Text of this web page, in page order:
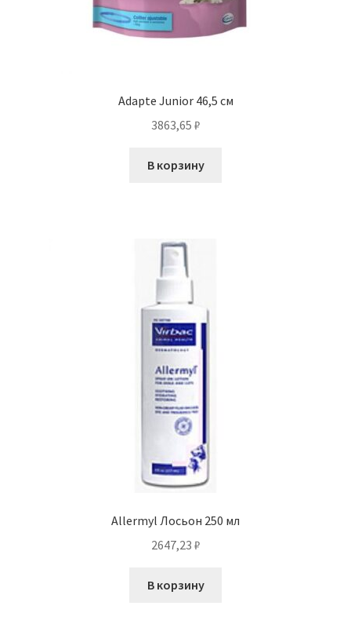
Adapte Junior 46,5 см
3863,65 ₽
В корзину
Allermyl Лосьон 250 мл
2647,23 ₽
В корзину